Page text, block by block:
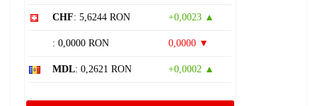
CHF: 5,6244 RON +0,0023 ▲
: 0,0000 RON 0,0000 ▼
MDL: 0,2621 RON +0,0002 ▲